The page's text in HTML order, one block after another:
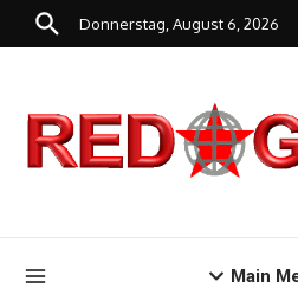
Zum Inhalt springen
Donnerstag, August 6, 2026
Main